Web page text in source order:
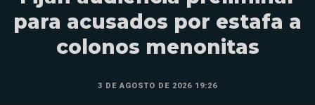
para acusados por estafa a
colonos menonitas
3 DE AGOSTO DE 2026 19:26